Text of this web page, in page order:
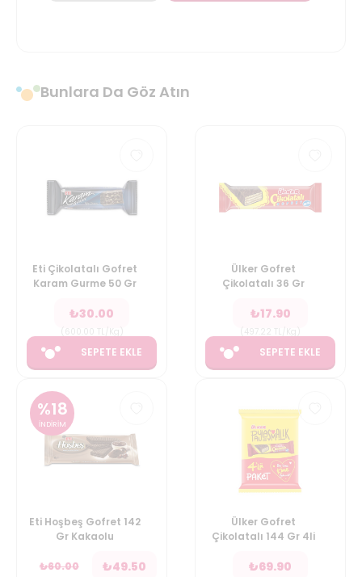
Bunlara Da Göz Atın
Eti Çikolatalı Gofret
Karam Gurme 50 Gr
₺30.00
SEPETE EKLE
Ülker Gofret
Çikolatalı 36 Gr
₺17.90
SEPETE EKLE
%18
İNDİRİM
Eti Hoşbeş Gofret 142
Gr Kakaolu
₺60.00 ₺49.50
Ülker Gofret
Çikolatalı 144 Gr 4li
₺69.90